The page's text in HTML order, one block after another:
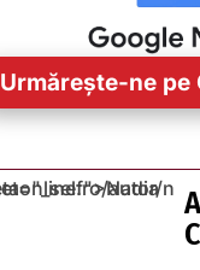
Urmărește-ne pe